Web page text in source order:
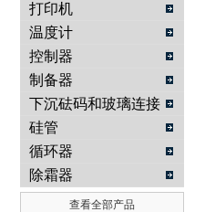
打印机
温度计
控制器
制备器
下沉砝码和玻璃连接
物
硅管
循环器
除霜器
查看全部产品